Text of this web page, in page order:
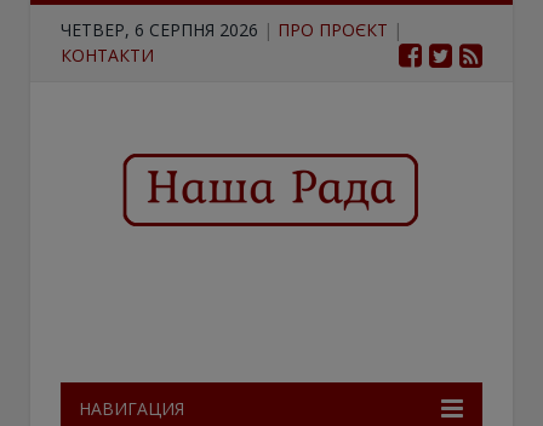
ЧЕТВЕР, 6 СЕРПНЯ 2026 | ПРО ПРОЄКТ |
КОНТАКТИ
НАВИГАЦИЯ